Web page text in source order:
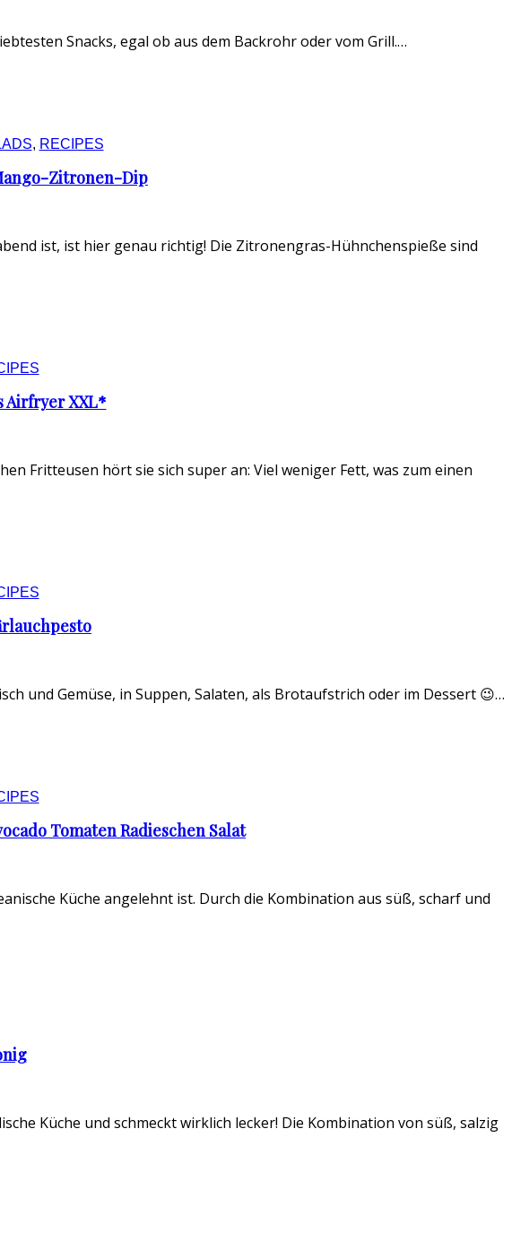
Snacks, egal ob aus dem Backrohr oder vom Grill.…
, RECIPES
Zitronen-Dip
ist, ist hier genau richtig! Die Zitronengras-Hühnchenspieße sind
Airfryer XXL*
Fritteusen hört sie sich super an: Viel weniger Fett, was zum einen
und Gemüse, in Suppen, Salaten, als Brotaufstrich oder im Dessert 😉…
Tomaten Radieschen Salat
Küche angelehnt ist. Durch die Kombination aus süß, scharf und
Küche und schmeckt wirklich lecker! Die Kombination von süß, salzig